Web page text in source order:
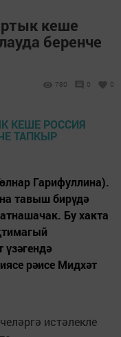
кеше
беренче
780 0 0
Гарифуллина).
тавыш бирүдә
Бу хакта
рәисе Мидхәт
истәлекле